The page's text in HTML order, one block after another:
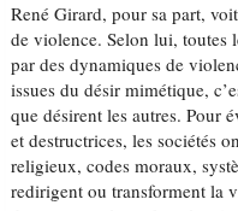
René Girard, pour sa part,
de violence. Selon lui, toutes
par des dynamiques de
issues du désir mimétique,
que désirent les autres. Pour
et destructrices, les sociétés
religieux, codes moraux,
redirigent ou transforment la